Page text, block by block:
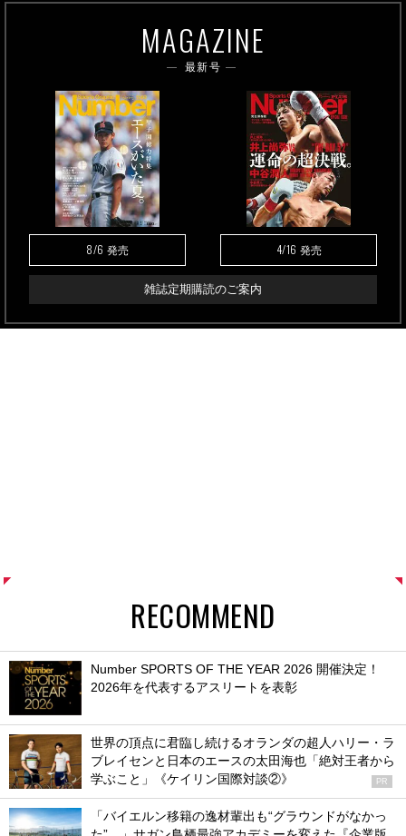
MAGAZINE
最新号
8/6 発売 4/16 発売
雑誌定期購読のご案内
RECOMMEND
Number SPORTS OF THE YEAR 2026 開催決定！
2026年を代表するアスリートを表彰
世界の頂点に君臨し続けるオランダの超人ハリー・ラ
ブレイセンと日本のエースの太田海也「絶対王者から
学ぶこと」《ケイリン国際対談②》
PR
「バイエルン移籍の逸材輩出も“グラウンドがなかっ